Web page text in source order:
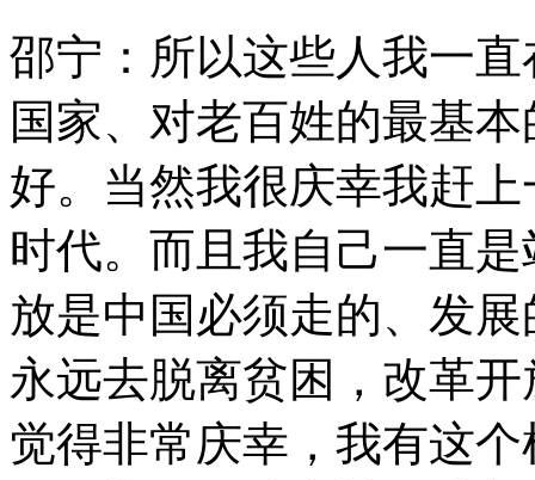
邵宁：所以这些人我一
国家、对老百姓的最基
好。当然我很庆幸我赶
时代。而且我自己一直
放是中国必须走的、发
永远去脱离贫困，改革
觉得非常庆幸，我有这